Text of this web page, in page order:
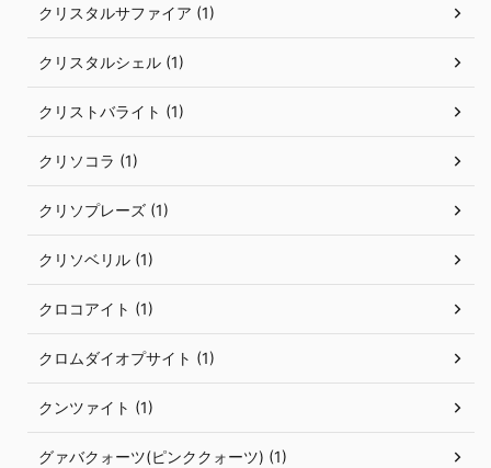
クリスタルサファイア (1)
クリスタルシェル (1)
クリストバライト (1)
クリソコラ (1)
クリソプレーズ (1)
クリソベリル (1)
クロコアイト (1)
クロムダイオプサイト (1)
クンツァイト (1)
グァバクォーツ(ピンククォーツ) (1)